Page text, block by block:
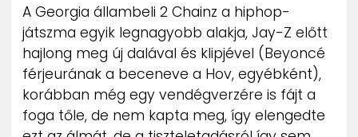
ADATKEZELÉSI TÁJÉKOZTATÓ
A Georgia állambeli 2 Chainz a hiphop-
játszma egyik legnagyobb alakja, Jay-Z előtt
hajlong meg új dalával és klipjével (Beyoncé
férjeurának a beceneve a Hov, egyébként),
korábban még egy vendégverzére is fájt a
foga tőle, de nem kapta meg, így elengedte